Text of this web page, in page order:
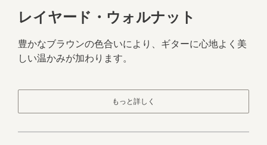
レイヤード・ウォルナット
豊かなブラウンの色合いにより、ギターに心地よく美
しい温かみが加わります。
もっと詳しく